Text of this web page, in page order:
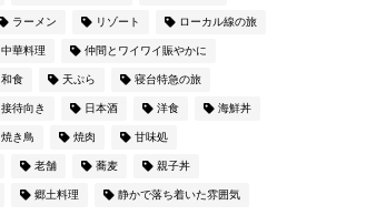
ラーメン リゾート ローカル線の旅
中華料理 仲間とワイワイ賑やかに
和食 天ぷら 寝台特急の旅
接待向き 日本酒 洋食 海鮮丼
焼き鳥 焼肉 甘味処
老舗 蕎麦 親子丼
郷土料理 静かで落ち着いた雰囲気